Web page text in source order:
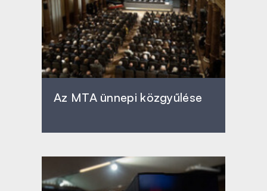
Az MTA ünnepi közgyűlése